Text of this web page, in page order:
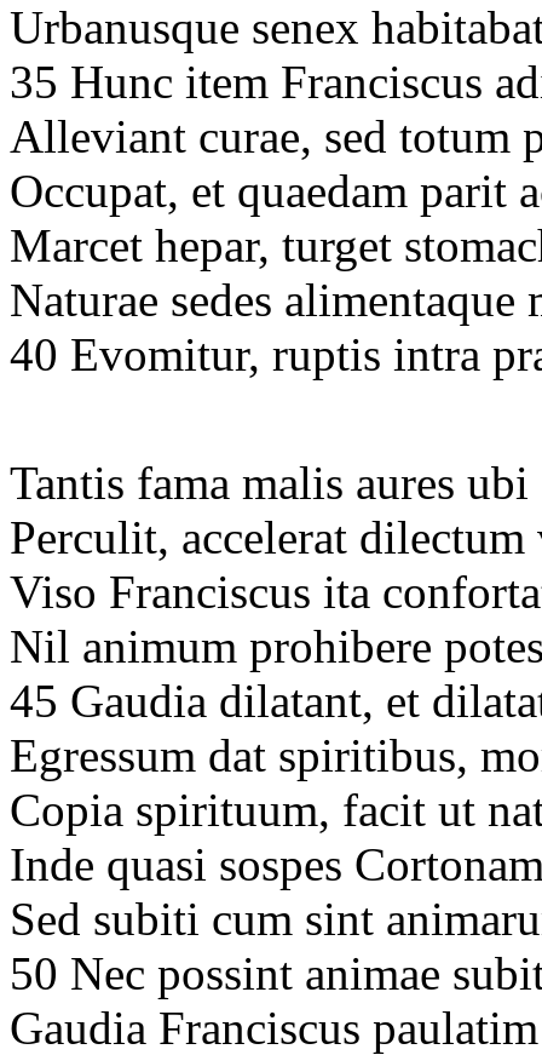
Urbanusque senex
35 Hunc item Franciscus
Alleviant curae, sed totum
Occupat, et quaedam parit
Marcet hepar, turget
Naturae sedes
40 Evomitur, ruptis intra
Tantis fama malis aures
Perculit, accelerat
Viso Franciscus ita
Nil animum prohibere
45 Gaudia dilatant, et
Egressum dat spiritibus,
Copia spirituum, facit ut
Inde quasi sospes
Sed subiti cum sint
50 Nec possint animae
Gaudia Franciscus